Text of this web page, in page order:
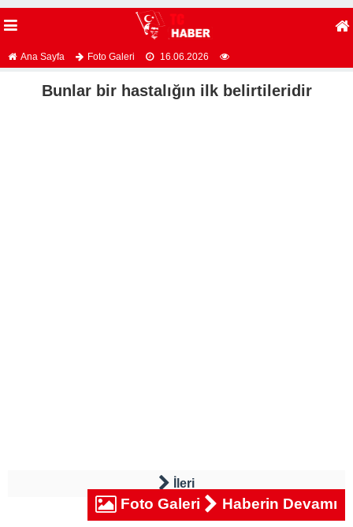
Ana Sayfa Foto Galeri 16.06.2026
Bunlar bir hastalığın ilk belirtileridir
İleri
Foto Galeri Haberin Devamı